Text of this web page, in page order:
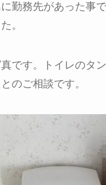
勤務先があった事
。
です。トイレのタ
のご相談です。